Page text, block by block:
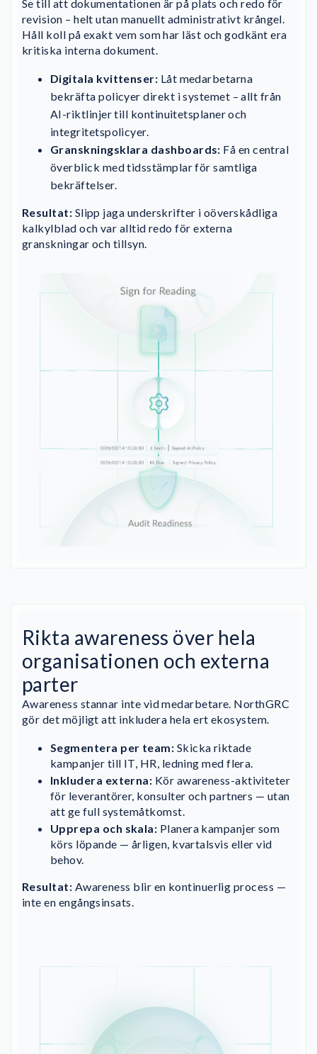
Se till att dokumentationen är på plats och redo för
revision – helt utan manuellt administrativt krångel.
Håll koll på exakt vem som har läst och godkänt era
kritiska interna dokument.
Digitala kvittenser: Låt medarbetarna
bekräfta policyer direkt i systemet – allt från
AI-riktlinjer till kontinuitetsplaner och
integritetspolicyer.
Granskningsklara dashboards: Få en central
överblick med tidsstämplar för samtliga
bekräftelser.
Resultat: Slipp jaga underskrifter i oöverskådliga
kalkylblad och var alltid redo för externa
granskningar och tillsyn.
Rikta awareness över hela
organisationen och externa
parter
Awareness stannar inte vid medarbetare. NorthGRC
gör det möjligt att inkludera hela ert ekosystem.
Segmentera per team: Skicka riktade
kampanjer till IT, HR, ledning med flera.
Inkludera externa: Kör awareness-aktiviteter
för leverantörer, konsulter och partners — utan
att ge full systemåtkomst.
Upprepa och skala: Planera kampanjer som
körs löpande — årligen, kvartalsvis eller vid
behov.
Resultat: Awareness blir en kontinuerlig process —
inte en engångsinsats.